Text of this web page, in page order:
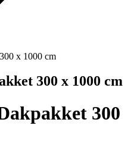
x 1000 cm
300 x 1000 cm
300